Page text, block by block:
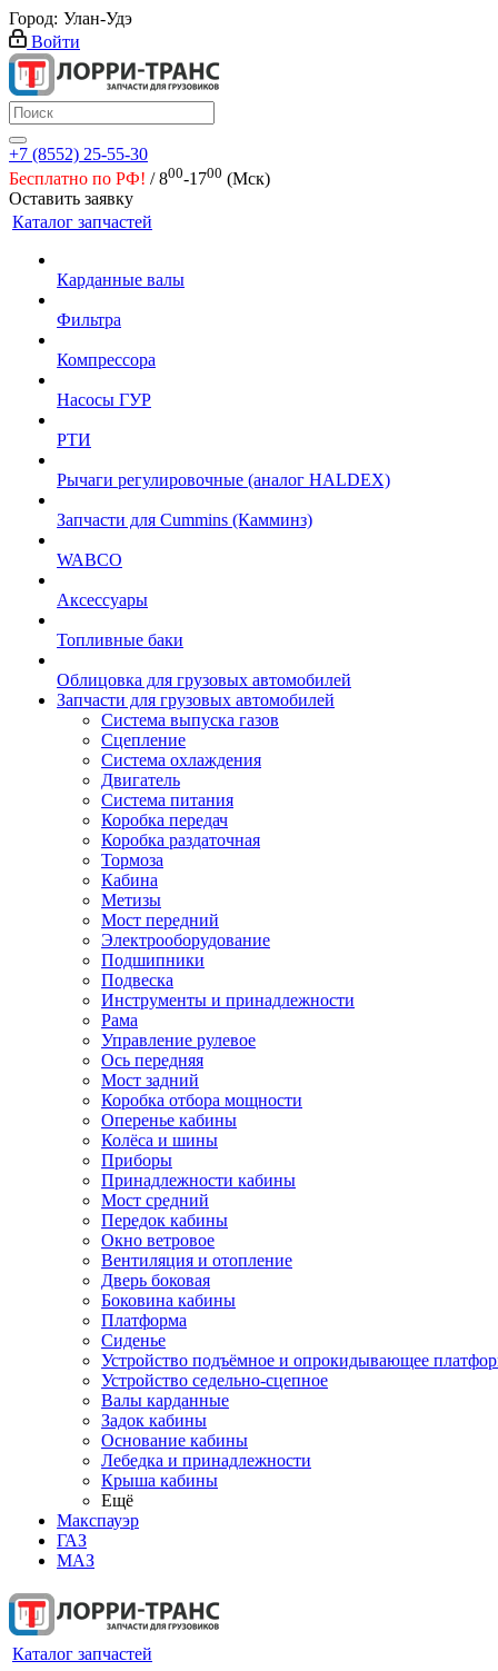
Город: Улан-Удэ
Войти
+7 (8552) 25-55-30
Бесплатно по РФ! / 800-1700 (Мск)
Оставить заявку
Каталог запчастей
Карданные валы
Фильтра
Компрессора
Насосы ГУР
РТИ
Рычаги регулировочные (аналог HALDEX)
Запчасти для Cummins (Камминз)
WABCO
Аксессуары
Топливные баки
Облицовка для грузовых автомобилей
Запчасти для грузовых автомобилей
Система выпуска газов
Сцепление
Система охлаждения
Двигатель
Система питания
Коробка передач
Коробка раздаточная
Тормоза
Кабина
Метизы
Мост передний
Электрооборудование
Подшипники
Подвеска
Инструменты и принадлежности
Рама
Управление рулевое
Ось передняя
Мост задний
Коробка отбора мощности
Оперенье кабины
Колёса и шины
Приборы
Принадлежности кабины
Мост средний
Передок кабины
Окно ветровое
Вентиляция и отопление
Дверь боковая
Боковина кабины
Платформа
Сиденье
Устройство подъёмное и опрокидывающее
Устройство седельно-сцепное
Валы карданные
Задок кабины
Основание кабины
Лебедка и принадлежности
Крыша кабины
Ещё
Макспауэр
ГАЗ
МАЗ
Каталог запчастей